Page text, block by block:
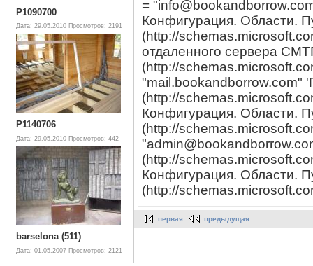
P1090700
Дата: 29.05.2010 Просмотров: 2191
P1140706
Дата: 29.05.2010 Просмотров: 442
barselona (511)
Дата: 01.05.2007 Просмотров: 2121
=
Конфигурация. Области.
(http://
отдаленного сервера
(http://
"mail.bookandborrow.com"
(http://
Конфигурация. Области.
(http://
(http://
Конфигурация. Области.
(http://
первая предыдущая